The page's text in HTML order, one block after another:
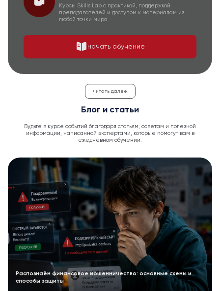
Курсы Skills Lab с практикой, поддержкой
преподавателей и доступом к материалам из
любой точки мира
начать обучение
читать далее
Блог и статьи
Будьте в курсе событий благодаря статьям, советам и полезной
информации, написанной экспертами, которые помогут вам в
ежедневном обучении.
Распознаём финансовое мошенничество: основные схемы и
способы защиты